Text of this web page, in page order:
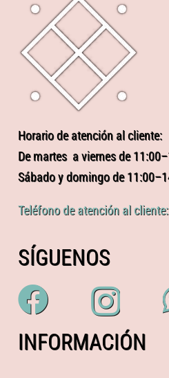
Horario de atención al cliente:
De martes a viernes de
Sábado y domingo de
Teléfono de atención al
SÍGUENOS
INFORMACIÓN